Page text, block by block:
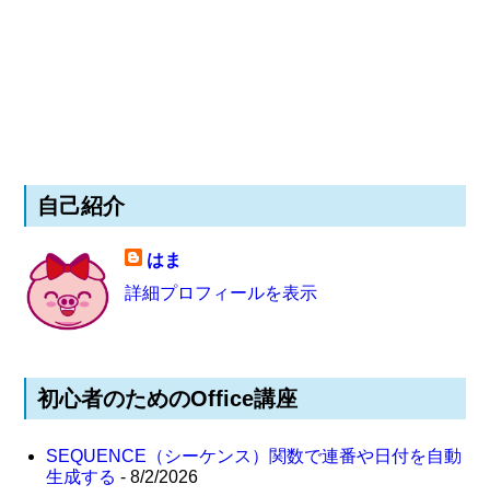
自己紹介
はま
詳細プロフィールを表示
初心者のためのOffice講座
SEQUENCE（シーケンス）関数で連番や日付を自動
生成する - 8/2/2026